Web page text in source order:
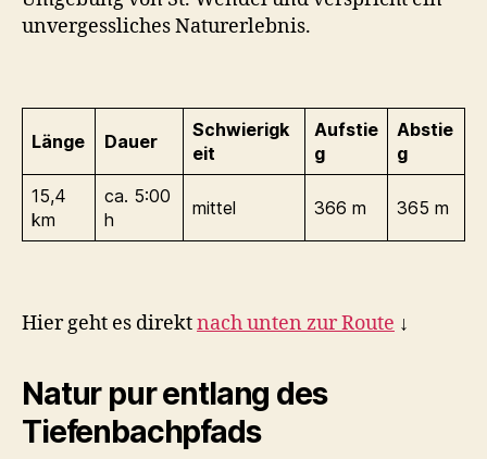
unvergessliches Naturerlebnis.
Länge Dauer
Schwierigk
eit
Aufstie
g
Abstie
g
15,4
km
ca. 5:00
h
mittel 366 m 365 m
Hier geht es direktnach unten zur Route ↓
Natur pur entlang des
Tiefenbachpfads